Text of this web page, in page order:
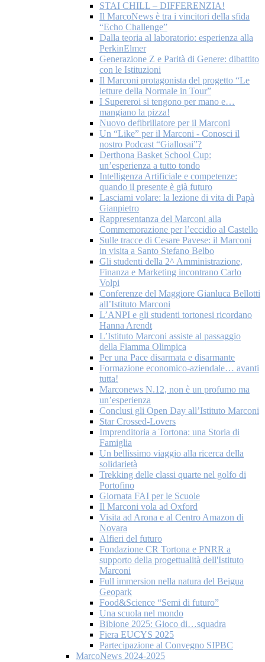
STAI CHILL – DIFFERENZIA!
Il MarcoNews è tra i vincitori della sfida
“Echo Challenge”
Dalla teoria al laboratorio: esperienza alla
PerkinElmer
Generazione Z e Parità di Genere: dibattito
con le Istituzioni
Il Marconi protagonista del progetto “Le
letture della Normale in Tour”
I Supereroi si tengono per mano e…
mangiano la pizza!
Nuovo defibrillatore per il Marconi
Un “Like” per il Marconi - Conosci il
nostro Podcast “Giallosai”?
Derthona Basket School Cup:
un’esperienza a tutto tondo
Intelligenza Artificiale e competenze:
quando il presente è già futuro
Lasciami volare: la lezione di vita di Papà
Gianpietro
Rappresentanza del Marconi alla
Commemorazione per l’eccidio al Castello
Sulle tracce di Cesare Pavese: il Marconi
in visita a Santo Stefano Belbo
Gli studenti della 2^ Amministrazione,
Finanza e Marketing incontrano Carlo
Volpi
Conferenze del Maggiore Gianluca Bellotti
all’Istituto Marconi
L’ANPI e gli studenti tortonesi ricordano
Hanna Arendt
L’Istituto Marconi assiste al passaggio
della Fiamma Olimpica
Per una Pace disarmata e disarmante
Formazione economico-aziendale… avanti
tutta!
Marconews N.12, non è un profumo ma
un’esperienza
Conclusi gli Open Day all’Istituto Marconi
Star Crossed-Lovers
Imprenditoria a Tortona: una Storia di
Famiglia
Un bellissimo viaggio alla ricerca della
solidarietà
Trekking delle classi quarte nel golfo di
Portofino
Giornata FAI per le Scuole
Il Marconi vola ad Oxford
Visita ad Arona e al Centro Amazon di
Novara
Alfieri del futuro
Fondazione CR Tortona e PNRR a
supporto della progettualità dell'Istituto
Marconi
Full immersion nella natura del Beigua
Geopark
Food&Science “Semi di futuro”
Una scuola nel mondo
Bibione 2025: Gioco di…squadra
Fiera EUCYS 2025
Partecipazione al Convegno SIPBC
MarcoNews 2024-2025